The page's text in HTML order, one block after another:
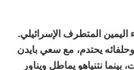
المتطرف الإسرائيلي.
يحتدم، مع سعي بايدن
بينما نتنياهو يماطل ويناور